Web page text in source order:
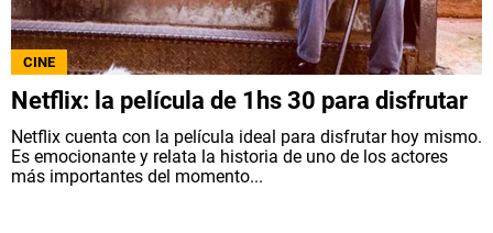
CINE
Netflix: la película de 1hs 30 para disfrutar
Netflix cuenta con la película ideal para disfrutar hoy mismo.
Es emocionante y relata la historia de uno de los actores
más importantes del momento...